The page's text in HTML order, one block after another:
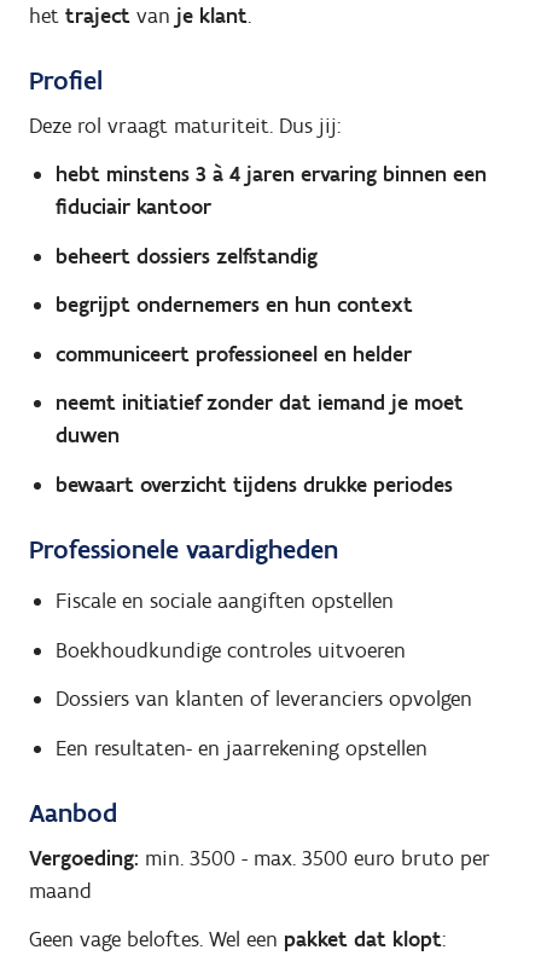
het traject van je klant.
Profiel
Deze rol vraagt maturiteit. Dus jij:
hebt minstens 3 à 4 jaren ervaring binnen een
fiduciair kantoor
beheert dossiers zelfstandig
begrijpt ondernemers en hun context
communiceert professioneel en helder
neemt initiatief zonder dat iemand je moet
duwen
bewaart overzicht tijdens drukke periodes
Professionele vaardigheden
Fiscale en sociale aangiften opstellen
Boekhoudkundige controles uitvoeren
Dossiers van klanten of leveranciers opvolgen
Een resultaten- en jaarrekening opstellen
Aanbod
Vergoeding: min. 3500 - max. 3500 euro bruto per
maand
Geen vage beloftes. Wel een pakket dat klopt: